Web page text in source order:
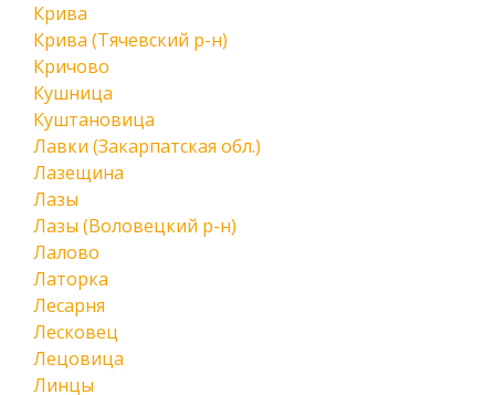
Крива
Крива (Тячевский р-н)
Кричово
Кушница
Куштановица
Лавки (Закарпатская обл.)
Лазещина
Лазы
Лазы (Воловецкий р-н)
Лалово
Латорка
Лесарня
Лесковец
Лецовица
Линцы